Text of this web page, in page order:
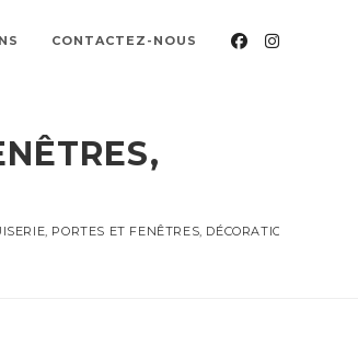
CONTACTEZ-NOUS
PORTES ET FENÊTRES, DÉCORATION,